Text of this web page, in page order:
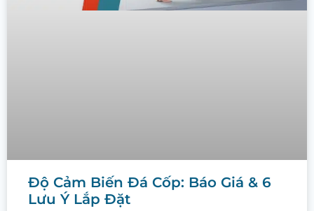
Độ Cảm Biến Đá Cốp: Báo Giá & 6
Lưu Ý Lắp Đặt